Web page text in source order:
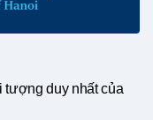
duy nhất của